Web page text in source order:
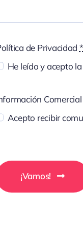
de Privacidad *
He leído y acepto
Comercial
Acepto recibir
¡Vamos!